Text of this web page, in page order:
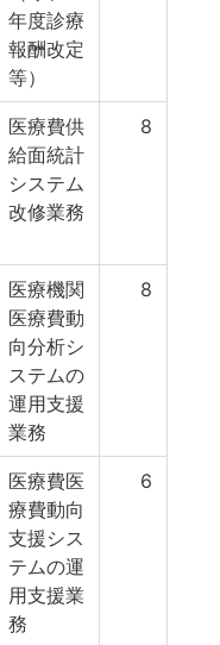
年度診療
報酬改定
等）
医療費供
給面統計
システム
改修業務
8
医療機関
医療費動
向分析シ
ステムの
運用支援
業務
8
医療費医
療費動向
支援シス
テムの運
用支援業
務
6